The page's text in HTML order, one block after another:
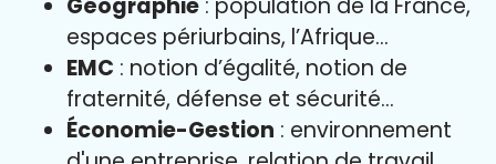
Géographie : population de la France,
espaces périurbains, l’Afrique…
EMC : notion d’égalité, notion de
fraternité, défense et sécurité…
Économie-Gestion : environnement